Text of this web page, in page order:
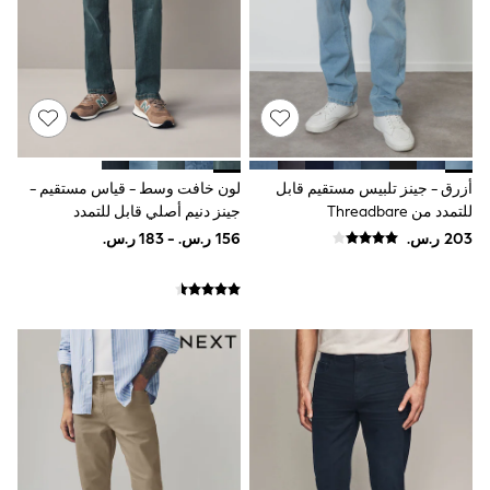
Sportswear
Sweatshirts & Hoodies
Swimwear
Tops & T-Shirts
Tracksuits
New In
Occasion and Party Dresses
Floral Dresses
School Dresses
Sequin Dresses
Short Sleeve Dresses
Longsleeve Dresses
Thermals
Robes
Socks & Tights
All Footwear
Sandals & Clogs
Boots
أزرق - جينز تلبيس مستقيم قابل
للتمدد من Threadbare
لون خافت وسط - قياس مستقيم -
جينز دنيم أصلي قابل للتمدد